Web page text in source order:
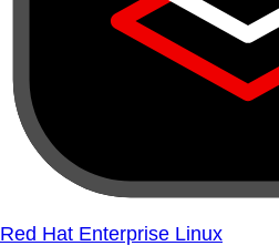
Red Hat Enterprise Linux